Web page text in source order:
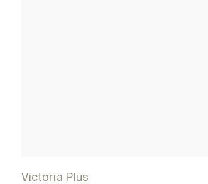
Victoria Plus